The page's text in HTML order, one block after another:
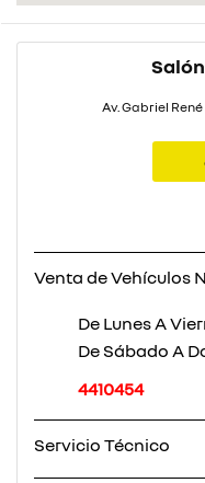
Av. Gabriel
Venta de Vehículos
De Lunes A
De Sábado A
4410454
Servicio Técnico